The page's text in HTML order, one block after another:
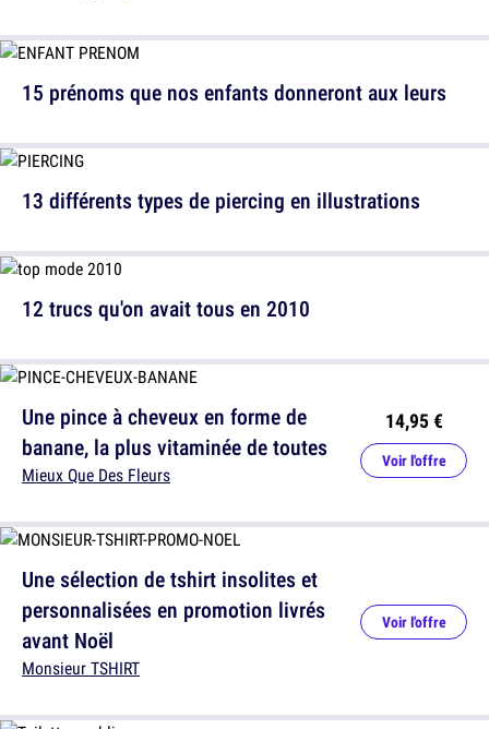
15 prénoms que nos enfants donneront aux leurs
12 trucs qu'on avait tous en 2010
Une sélection de tshirt insolites et
personnalisées en promotion livrés
avant Noël
Monsieur TSHIRT
Voir l'offre
13 différents types de piercing en illustrations
Une pince à cheveux en forme de
banane, la plus vitaminée de toutes
Mieux Que Des Fleurs
14,95 €
Voir l'offre